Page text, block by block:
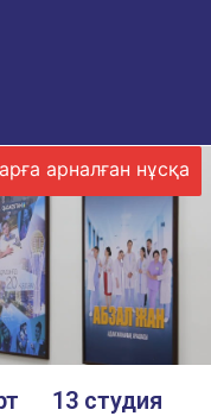
арналған нұсқа
13 студия